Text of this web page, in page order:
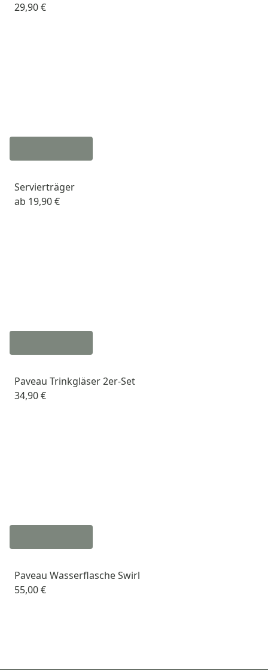
29,90 €
Servierträger
ab 19,90 €
Paveau Trinkgläser 2er-Set
34,90 €
Paveau Wasserflasche Swirl
55,00 €